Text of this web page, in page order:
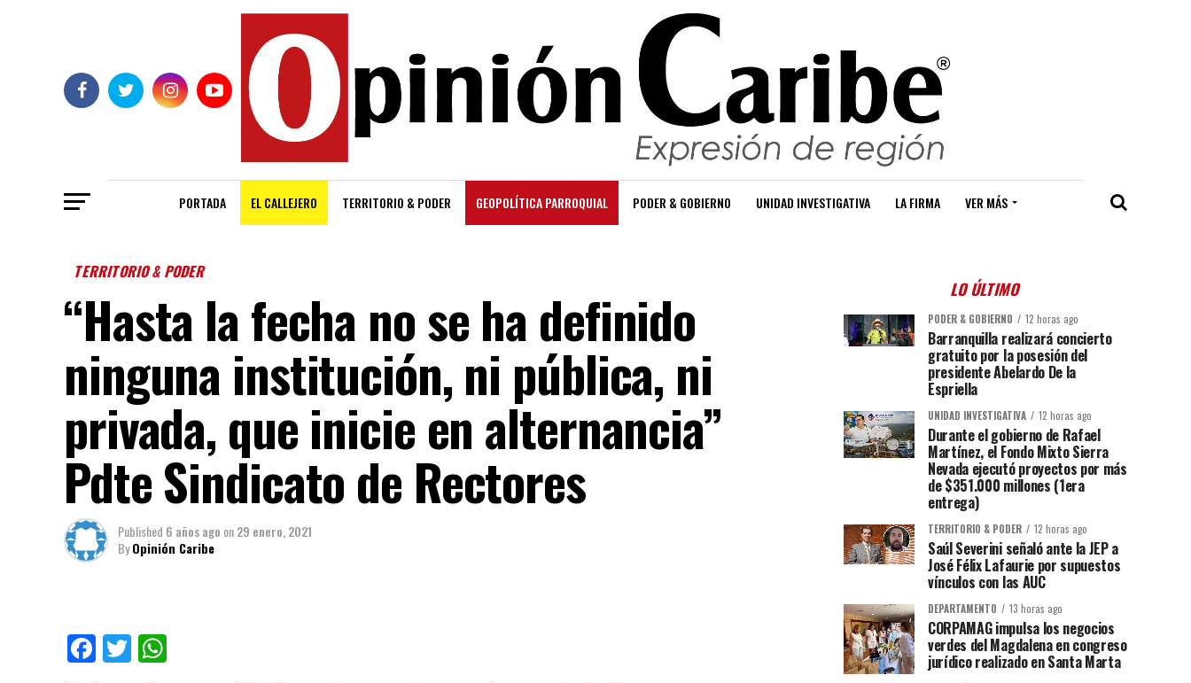
PORTADA EL CALLEJERO TERRITORIO & PODER GEOPOLÍTICA PARROQUIAL PODER & GOBIERNO UNIDAD INVESTIGATIVA LA FIRMA VER MÁS
TERRITORIO & PODER
“Hasta la fecha no se ha definido
ninguna institución, ni pública, ni
privada, que inicie en alternancia”
Pdte Sindicato de Rectores
Published 6 años ago on29 enero, 2021
ByOpinión Caribe
Facebook
Twitter
LO ÚLTIMO
PODER & GOBIERNO 12 horas ago
Barranquilla realizará concierto
gratuito por la posesión del
presidente Abelardo De la
Espriella
UNIDAD INVESTIGATIVA 12 horas ago
Durante el gobierno de Rafael
Martínez, el Fondo Mixto Sierra
Nevada ejecutó proyectos por más
de $351.000 millones (1era
entrega)
TERRITORIO & PODER 12 horas ago
Saúl Severini señaló ante la JEP a
José Félix Lafaurie por supuestos
vínculos con las AUC
DEPARTAMENTO 13 horas ago
CORPAMAG impulsa los negocios
verdes del Magdalena en congreso
jurídico realizado en Santa Marta